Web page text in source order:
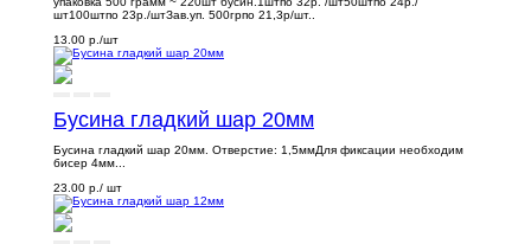
шт100штпо 23р./штЗав.уп. 500грпо 21,3р/шт..
13.00 р. /шт
Бусина гладкий шар 20мм
Бусина гладкий шар 20мм. Отверстие: 1,5ммДля фиксации необходим
бисер 4мм...
23.00 р. / шт